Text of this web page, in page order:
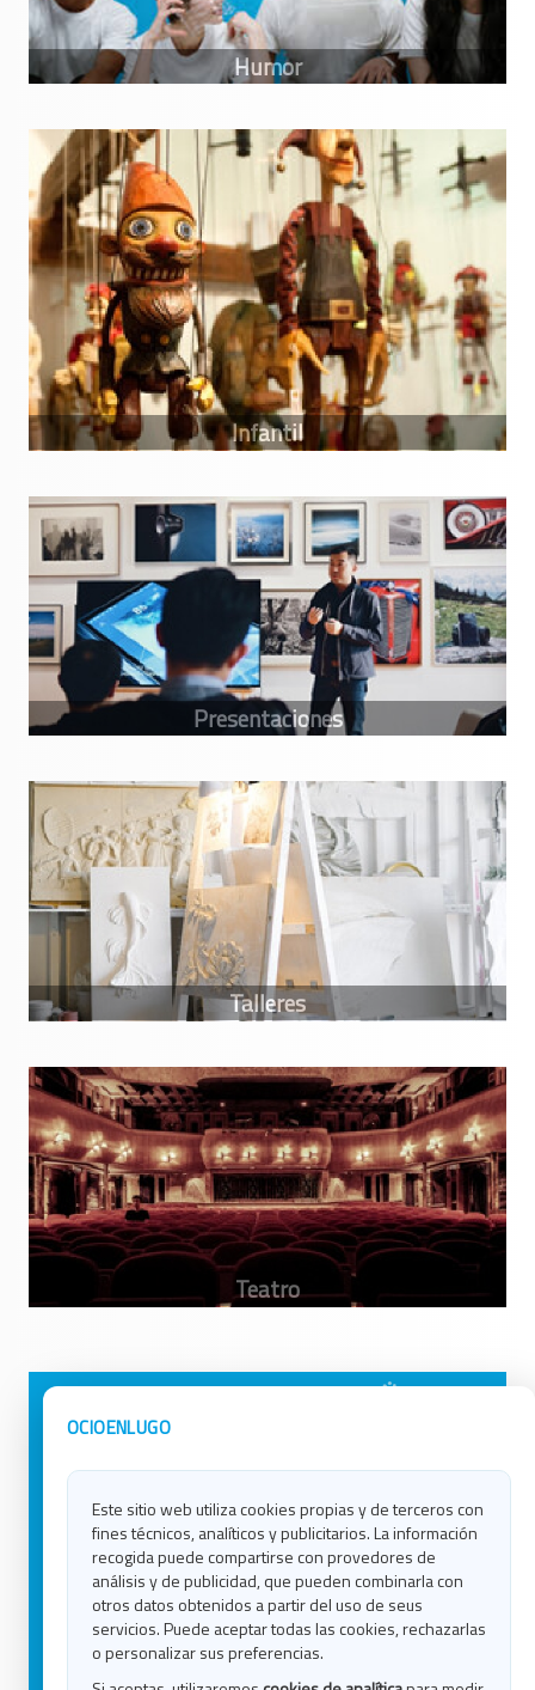
OCIOENLUGO
Este sitio web utiliza cookies propias y de terceros con
fines técnicos, analíticos y publicitarios. La información
recogida puede compartirse con provedores de
análisis y de publicidad, que pueden combinarla con
otros datos obtenidos a partir del uso de seus
servicios. Puede aceptar todas las cookies, rechazarlas
o personalizar sus preferencias.
Avisos Legales
Contacto
Política de Cookies
Ocio en Lugo
Ocio en Ourense
Ocio en Pontevedra
Ocio en Santiago
Ocio en Vigo
Blog